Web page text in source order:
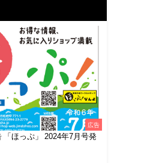
広告
「ほっぷ」 2024年7月号発